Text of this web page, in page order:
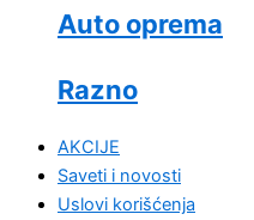
Auto oprema
Razno
AKCIJE
Saveti i novosti
Uslovi korišćenja